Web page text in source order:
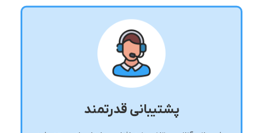
پشتیبانی قدرتمند